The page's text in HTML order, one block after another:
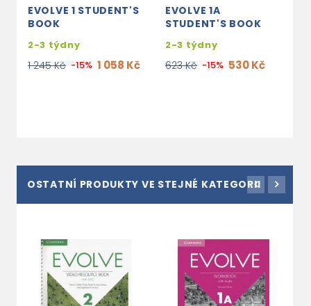
EVOLVE 1 STUDENT'S
BOOK
2-3 týdny
1 245 Kč -15% 1 058 Kč
EVOLVE 1A
STUDENT'S BOOK
2-3 týdny
623 Kč -15% 530 Kč
OSTATNÍ PRODUKTY VE STEJNÉ KATEGORII